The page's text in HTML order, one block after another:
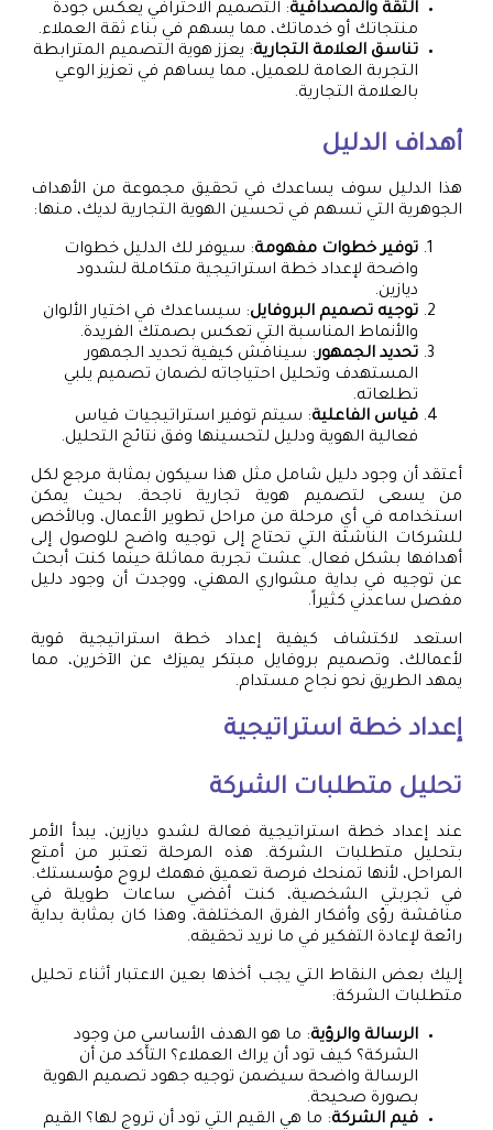
الثقة والمصداقية: التصميم الاحترافي يعكس جودة
منتجاتك أو خدماتك، مما يسهم في بناء ثقة العملاء.
تناسق العلامة التجارية: يعزز هوية التصميم المترابطة
التجربة العامة للعميل، مما يساهم في تعزيز الوعي
بالعلامة التجارية.
أهداف الدليل
هذا الدليل سوف يساعدك في تحقيق مجموعة من الأهداف
الجوهرية التي تسهم في تحسين الهوية التجارية لديك، منها:
توفير خطوات مفهومة: سيوفر لك الدليل خطوات
واضحة لإعداد خطة استراتيجية متكاملة لشدود
ديازين.
توجيه تصميم البروفايل: سيساعدك في اختيار الألوان
والأنماط المناسبة التي تعكس بصمتك الفريدة.
تحديد الجمهور: سيناقش كيفية تحديد الجمهور
المستهدف وتحليل احتياجاته لضمان تصميم يلبي
تطلعاته.
قياس الفاعلية: سيتم توفير استراتيجيات قياس
فعالية الهوية ودليل لتحسينها وفق نتائج التحليل.
أعتقد أن وجود دليل شامل مثل هذا سيكون بمثابة مرجع لكل
من يسعى لتصميم هوية تجارية ناجحة. بحيث يمكن
استخدامه في أي مرحلة من مراحل تطوير الأعمال، وبالأخص
للشركات الناشئة التي تحتاج إلى توجيه واضح للوصول إلى
أهدافها بشكل فعال. عشت تجربة مماثلة حينما كنت أبحث
عن توجيه في بداية مشواري المهني، ووجدت أن وجود دليل
مفصل ساعدني كثيراً.
استعد لاكتشاف كيفية إعداد خطة استراتيجية قوية
لأعمالك، وتصميم بروفايل مبتكر يميزك عن الآخرين، مما
يمهد الطريق نحو نجاح مستدام.
إعداد خطة استراتيجية
تحليل متطلبات الشركة
عند إعداد خطة استراتيجية فعالة لشدو ديازين، يبدأ الأمر
بتحليل متطلبات الشركة. هذه المرحلة تعتبر من أمتع
المراحل، لأنها تمنحك فرصة تعميق فهمك لروح مؤسستك.
في تجربتي الشخصية، كنت أقضي ساعات طويلة في
مناقشة رؤى وأفكار الفرق المختلفة، وهذا كان بمثابة بداية
رائعة لإعادة التفكير في ما نريد تحقيقه.
إليك بعض النقاط التي يجب أخذها بعين الاعتبار أثناء تحليل
متطلبات الشركة:
الرسالة والرؤية: ما هو الهدف الأساسي من وجود
الشركة؟ كيف تود أن يراك العملاء؟ التأكد من أن
الرسالة واضحة سيضمن توجيه جهود تصميم الهوية
بصورة صحيحة.
قيم الشركة: ما هي القيم التي تود أن تروج لها؟ القيم